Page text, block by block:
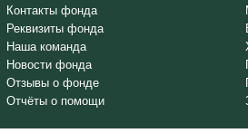
Контакты фонда
Реквизиты фонда
Наша команда
Новости фонда
Отзывы о фонде
Отчёты о помощи